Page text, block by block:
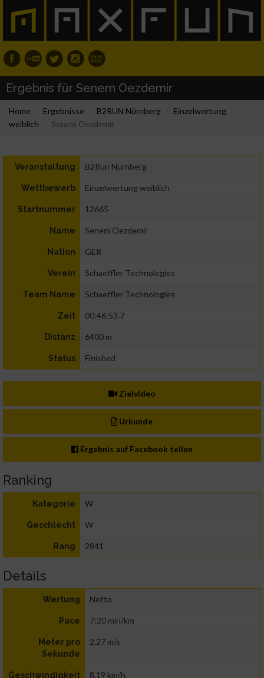
Ergebnis für Senem Oezdemir
Home Ergebnisse B2RUN Nürnberg
Einzelwertung
weiblich
Senem Oezdemir
Veranstaltung B2Run Nürnberg
Wettbewerb Einzelwertung weiblich
Startnummer 12665
Name Senem Oezdemir
Nation GER
Verein Schaeffler Technologies
Team Name Schaeffler Technologies
Zeit 00:46:53.7
Distanz 6400 m
Status Finished
Zielvideo
Urkunde
Ergebnis auf Facebook teilen
Ranking
Kategorie W
Geschlecht W
Rang 2841
Details
Wertung Netto
Pace 7:20 min/km
Meter pro
Sekunde
2,27 m/s
Geschwindigkeit 8,19 km/h